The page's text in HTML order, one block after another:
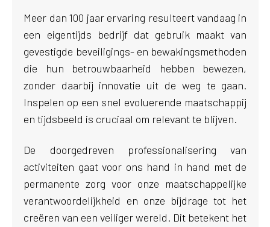
Meer dan 100 jaar ervaring resulteert vandaag in
een eigentijds bedrijf dat gebruik maakt van
gevestigde beveiligings- en bewakingsmethoden
die hun betrouwbaarheid hebben bewezen,
zonder daarbij innovatie uit de weg te gaan.
Inspelen op een snel evoluerende maatschappij
en tijdsbeeld is cruciaal om relevant te blijven.
De doorgedreven professionalisering van
activiteiten gaat voor ons hand in hand met de
permanente zorg voor onze maatschappelijke
verantwoordelijkheid en onze bijdrage tot het
creëren van een veiliger wereld. Dit betekent het